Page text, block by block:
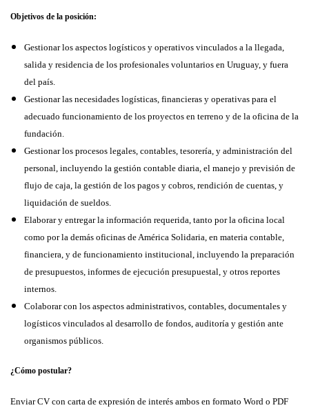
Objetivos de la posición:
Gestionar los aspectos logísticos y operativos vinculados a la llegada,
salida y residencia de los profesionales voluntarios en Uruguay, y fuera
del país.
Gestionar las necesidades logísticas, financieras y operativas para el
adecuado funcionamiento de los proyectos en terreno y de la oficina de la
fundación.
Gestionar los procesos legales, contables, tesorería, y administración del
personal, incluyendo la gestión contable diaria, el manejo y previsión de
flujo de caja, la gestión de los pagos y cobros, rendición de cuentas, y
liquidación de sueldos.
Elaborar y entregar la información requerida, tanto por la oficina local
como por la demás oficinas de América Solidaria, en materia contable,
financiera, y de funcionamiento institucional, incluyendo la preparación
de presupuestos, informes de ejecución presupuestal, y otros reportes
internos.
Colaborar con los aspectos administrativos, contables, documentales y
logísticos vinculados al desarrollo de fondos, auditoría y gestión ante
organismos públicos.
¿Cómo postular?
Enviar CV con carta de expresión de interés ambos en formato Word o PDF